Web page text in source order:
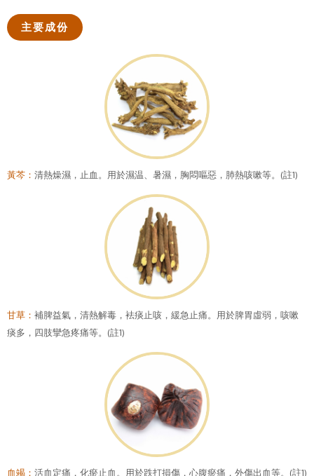
主要成份
黃芩： 清熱燥濕，止血。用於濕温、暑濕，胸悶嘔惡，肺熱咳嗽等。(註1)
甘草： 補脾益氣，清熱解毒，袪痰止咳，緩急止痛。用於脾胃虛弱，咳嗽
痰多，四肢攣急疼痛等。(註1)
血竭： 活血定痛，化瘀止血。用於跌打損傷，心腹瘀痛，外傷出血等。(註1)